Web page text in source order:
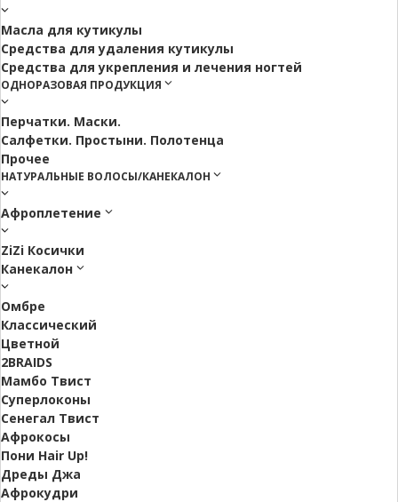
Масла для кутикулы
Средства для удаления кутикулы
Средства для укрепления и лечения ногтей
ОДНОРАЗОВАЯ ПРОДУКЦИЯ
Перчатки. Маски.
Салфетки. Простыни. Полотенца
Прочее
НАТУРАЛЬНЫЕ ВОЛОСЫ/КАНЕКАЛОН
Афроплетение
ZiZi Косички
Канекалон
Омбре
Классический
Цветной
2BRAIDS
Мамбо Твист
Суперлоконы
Сенегал Твист
Афрокосы
Пони Hair Up!
Дреды Джа
Афрокудри